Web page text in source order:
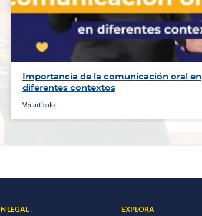
Importancia de la comunicación oral en
diferentes contextos
Ver artículo
LEGAL EXPLORA